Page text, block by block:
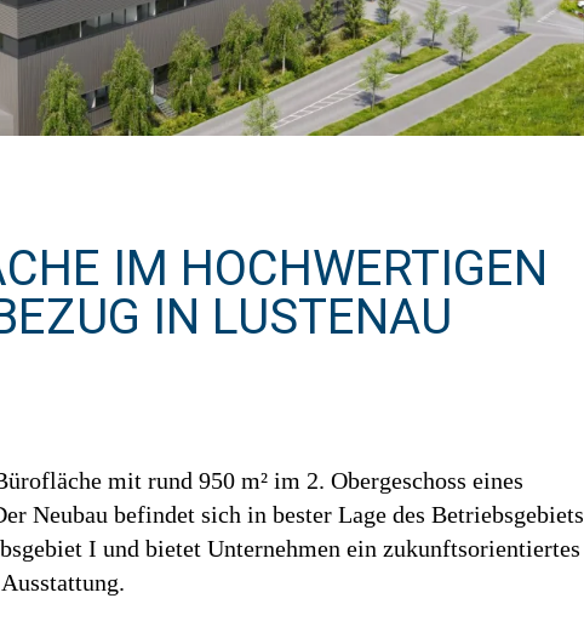
IM HOCHWERTIGEN
IN LUSTENAU
mit rund 950 m² im 2. Obergeschoss eines
Neubau befindet sich in bester Lage des Betriebsgebiets
I und bietet Unternehmen ein zukunftsorientiertes